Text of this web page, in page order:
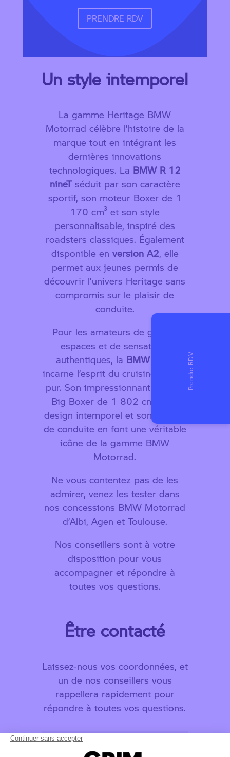
PRENDRE RDV
Un style intemporel
La gamme Heritage BMW
Motorrad célèbre l’histoire de la
marque tout en intégrant les
dernières innovations
technologiques. La BMW R 12
nineTséduit par son caractère
sportif, son moteur Boxer de 1
170 cm³ et son style
personnalisable, inspiré des
roadsters classiques. Également
disponible en version A2, elle
permet aux jeunes permis de
découvrir l’univers Heritage sans
compromis sur le plaisir de
conduite.
Pour les amateurs de grands
espaces et de sensations
authentiques, la BMW R 18
incarne l’esprit du cruising à l’état
pur. Son impressionnant moteur
Big Boxer de 1 802 cm³, son
design intemporel et son confort
de conduite en font une véritable
icône de la gamme BMW
Motorrad.
Ne vous contentez pas de les
admirer, venez les tester dans
nos concessions BMW Motorrad
d’Albi, Agen et Toulouse.
Nos conseillers sont à votre
disposition pour vous
accompagner et répondre à
toutes vos questions.
Être contacté
Laissez-nous vos coordonnées, et
un de nos conseillers vous
rappellera rapidement pour
répondre à toutes vos questions.